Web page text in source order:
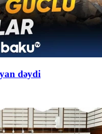
dəydi